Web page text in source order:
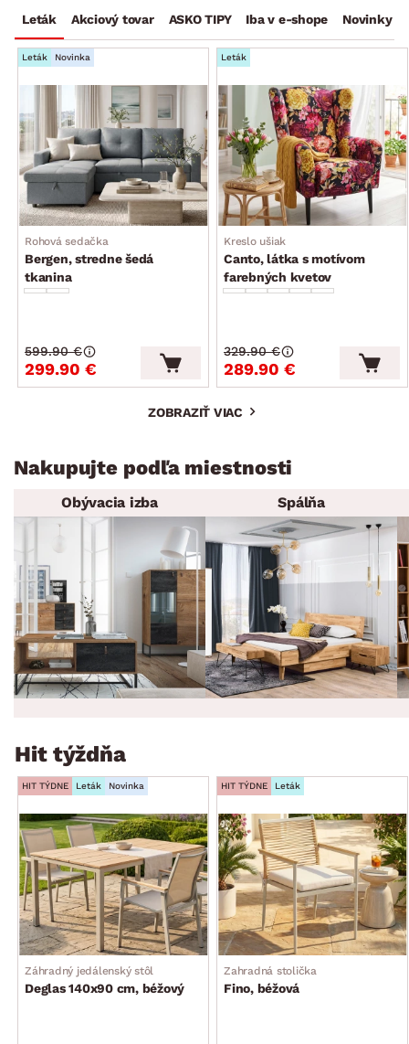
Leták Akciový tovar ASKO TIPY Iba v e-shope Novinky
Leták Novinka
Rohová sedačka
Bergen, stredne šedá
tkanina
299.90 €
599.90 €
Leták
Kreslo ušiak
Canto, látka s motívom
farebných kvetov
289.90 €
329.90 €
ZOBRAZIŤ VIAC
Nakupujte podľa miestnosti
Obývacia izba Spálňa
Hit týždňa
HIT TÝDNE Leták Novinka
Záhradný jedálenský stôl
Deglas 140x90 cm, béžový
HIT TÝDNE Leták
Zahradná stolička
Fino, béžová